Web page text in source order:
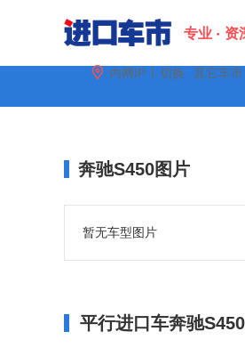
专业 资
 内网IP | 切换 其它车市
奔驰S450图片
暂无车型图片
平行进口车奔驰